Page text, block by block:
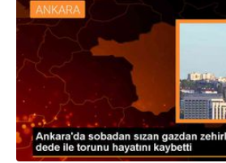
24.02.2024